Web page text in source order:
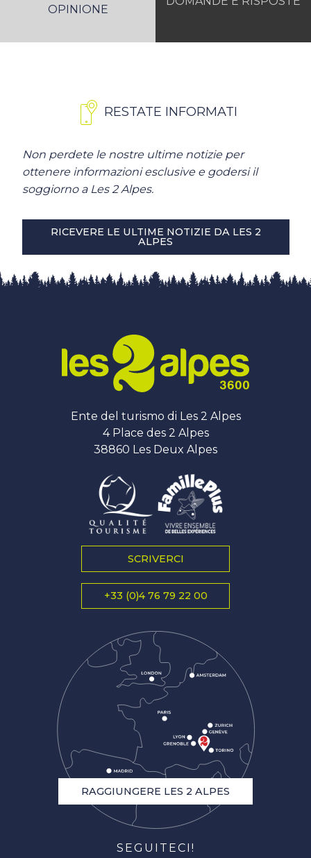
OPINIONE
RESTATE INFORMATI
Non perdete le nostre ultime notizie per
ottenere informazioni esclusive e godersi il
soggiorno a Les 2 Alpes.
RICEVERE LE ULTIME NOTIZIE DA LES 2
ALPES
Ente del turismo di Les 2 Alpes
4 Place des 2 Alpes
38860 Les Deux Alpes
SCRIVERCI
+33 (0)4 76 79 22 00
RAGGIUNGERE LES 2 ALPES
SEGUITECI!